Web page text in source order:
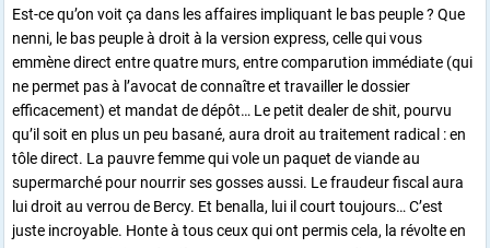
Est-ce qu’on voit ça dans les affaires impliquant le bas peuple ? Que
nenni, le bas peuple à droit à la version express, celle qui vous
emmène direct entre quatre murs, entre comparution immédiate (qui
ne permet pas à l’avocat de connaître et travailler le dossier
efficacement) et mandat de dépôt… Le petit dealer de shit, pourvu
qu’il soit en plus un peu basané, aura droit au traitement radical : en
tôle direct. La pauvre femme qui vole un paquet de viande au
supermarché pour nourrir ses gosses aussi. Le fraudeur fiscal aura
lui droit au verrou de Bercy. Et benalla, lui il court toujours… C’est
juste incroyable. Honte à tous ceux qui ont permis cela, la révolte en